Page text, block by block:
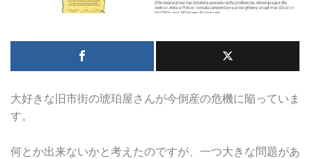
大好きな旧市街の琥珀屋さんが今倒産の危機に陥っていま
す。
何とか出来ないかと考えたのですが、一つ大きな問題があ